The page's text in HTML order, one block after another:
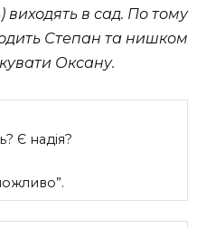
в сад. По тому
Степан та нишком
Оксану.
Є надія?